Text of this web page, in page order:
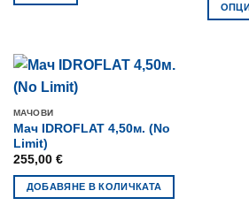
has
multiple
variants.
The
options
may
be
chosen
on
МАЧОВИ
Мач IDROFLAT 4,50м. (No
Limit)
255,00 €
ДОБАВЯНЕ В КОЛИЧКАТА